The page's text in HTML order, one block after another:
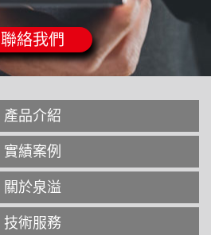
聯絡我們
產品介紹
實績案例
關於泉溢
技術服務